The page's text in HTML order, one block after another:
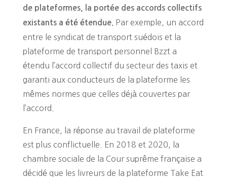
de plateformes, la portée des accords collectifs
existants a été étendue.
Par exemple, un accord
entre le syndicat de transport suédois et la
plateforme de transport personnel Bzzt a
étendu l’accord collectif du secteur des taxis et
garanti aux conducteurs de la plateforme les
mêmes normes que celles déjà couvertes par
l’accord.
En France, la réponse au travail de plateforme
est plus conflictuelle. En 2018 et 2020, la
chambre sociale de la Cour suprême française a
décidé que les livreurs de la plateforme Take Eat